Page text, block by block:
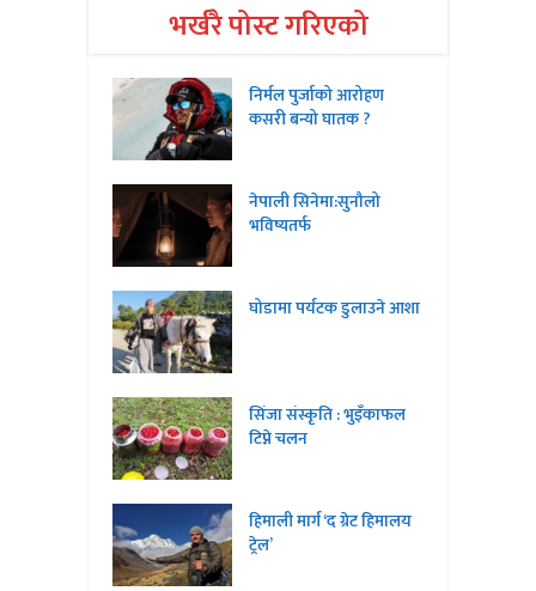
भर्खरै पोस्ट गरिएको
निर्मल पुर्जाको आरोहण
कसरी बन्यो घातक ?
नेपाली सिनेमा:सुनौलो
भविष्यतर्फ
घोडामा पर्यटक डुलाउने आशा
सिंजा संस्कृति : भुइँकाफल
टिप्ने चलन
हिमाली मार्ग ‘द ग्रेट हिमालय
ट्रेल’